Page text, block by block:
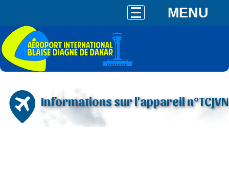
MENU
Informations sur l'appareil n°TCJVN